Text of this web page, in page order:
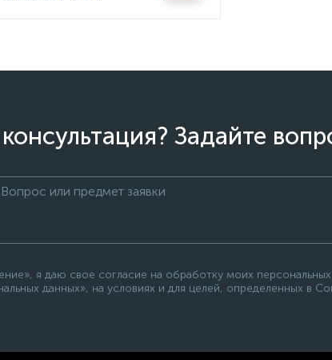
Задайте
я даю свое согласие на обработку моих
данных», на условиях и для целей, определенных в